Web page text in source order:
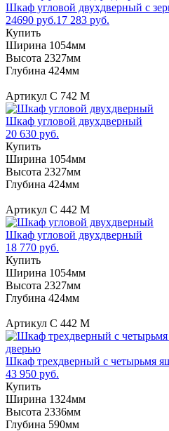
Шкаф угловой двухдверный с
24690 руб.17 283 руб.
Купить
Ширина 1054мм
Высота 2327мм
Глубина 424мм
Артикул С 742 М
Шкаф угловой двухдверный
20 630 руб.
Купить
Ширина 1054мм
Высота 2327мм
Глубина 424мм
Артикул С 442 М
Шкаф угловой двухдверный
18 770 руб.
Купить
Ширина 1054мм
Высота 2327мм
Глубина 424мм
Артикул С 442 М
Шкаф трехдверный с четырьмя
43 950 руб.
Купить
Ширина 1324мм
Высота 2336мм
Глубина 590мм